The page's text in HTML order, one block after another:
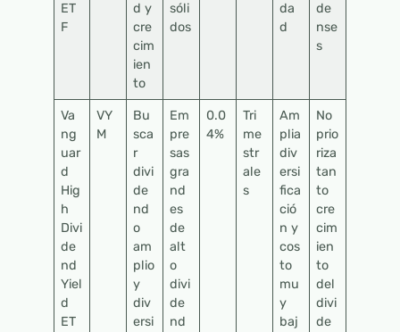
ET
F
d y
cre
cim
ien
to
sóli
dos
da
d
de
nse
s
Va
ng
uar
d
Hig
h
Divi
de
nd
Yiel
d
ET
VY
M
Bu
sca
r
divi
de
nd
o
am
plio
y
div
ersi
Em
pre
sas
gra
nd
es
de
alt
o
divi
de
nd
0.0
4%
Tri
me
str
ale
s
Am
plia
div
ersi
fica
ció
n y
cos
to
mu
y
baj
No
prio
riza
tan
to
cre
cim
ien
to
del
divi
de